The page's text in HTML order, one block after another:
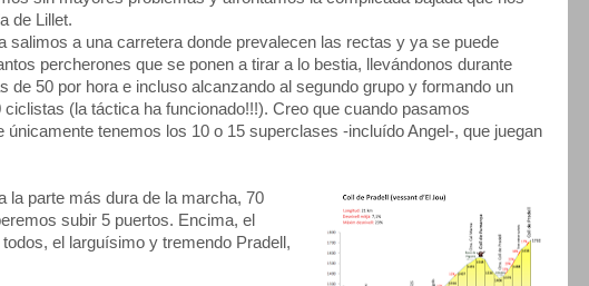
de Lillet.
salimos a una carretera donde prevalecen las rectas y ya se puede
percherones que se ponen a tirar a lo bestia, llevándonos durante
de 50 por hora e incluso alcanzando al segundo grupo y formando un
ciclistas (la táctica ha funcionado!!!). Creo que cuando pasamos
únicamente tenemos los 10 o 15 superclases -incluído Angel-, que juegan
la parte más dura de la marcha, 70
subir 5 puertos. Encima, el
el larguísimo y tremendo Pradell,